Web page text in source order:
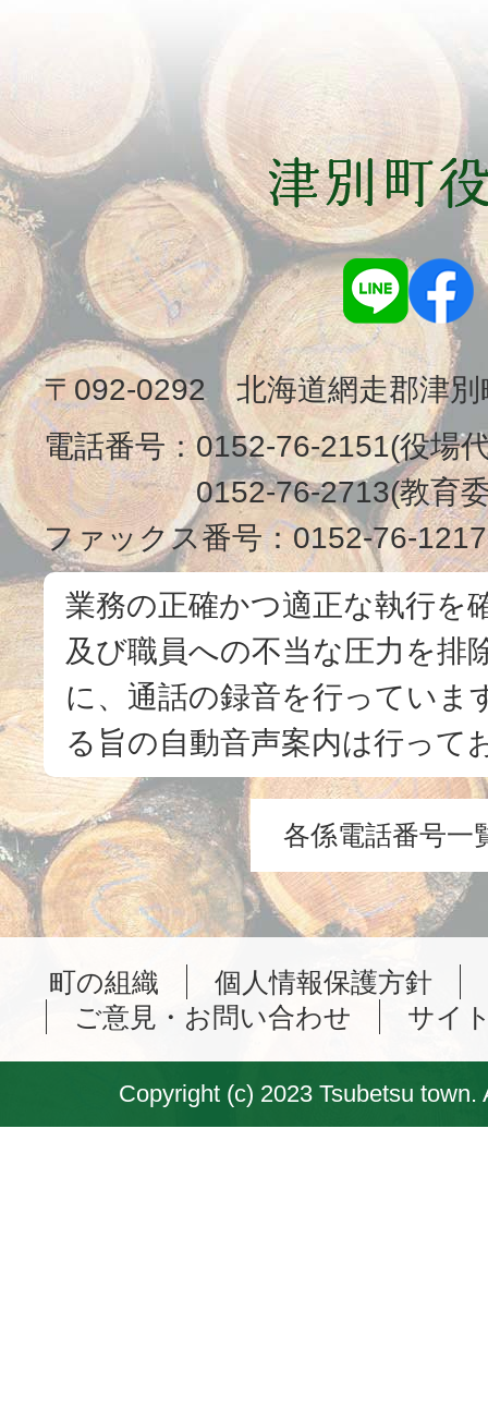
〒092-0292 北海道網走郡津別
電話番号：0152-76-2151(役場
0152-76-2713(教育
ファックス番号：0152-76-1217
業務の正確かつ適正な執行を
及び職員への不当な圧力を排
に、通話の録音を行っていま
る旨の自動音声案内は行って
各係電話番号一
町の組織 個人情報保護方針
ご意見・お問い合わせ
サイ
Copyright (c) 2023 Tsubetsu